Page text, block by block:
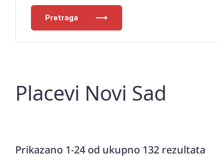
Pretraga
Placevi Novi Sad
Prikazano 1-24 od ukupno 132 rezultata